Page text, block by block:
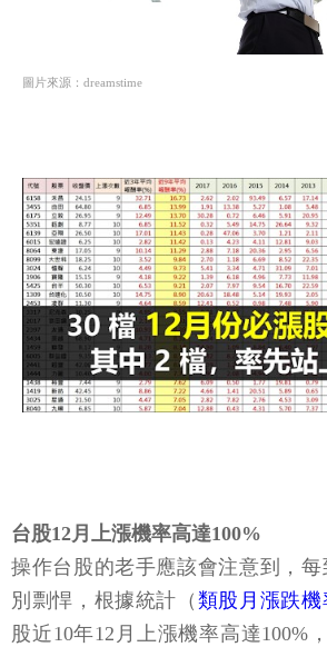
圖片來源：dreamstime
台股12月上漲機率高達100%
操作台股的老手應該會注意到，
別剽悍，根據統計（ 類股月漲跌機
股近10年12月上漲機率高達100%